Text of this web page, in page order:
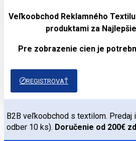
Veľkoobchod Reklamného
produktami za
Pre zobrazenie cien je
REGISTROVAŤ
B2B veľkoobchod s textilom. Predaj
odber 10 ks). Doručenie od 200€